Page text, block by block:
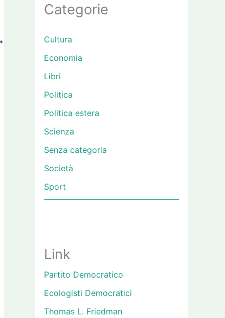
Categorie
Cultura
Economia
Libri
Politica
Politica estera
Scienza
Senza categoria
Società
Sport
Link
Partito Democratico
Ecologisti Democratici
Thomas L. Friedman